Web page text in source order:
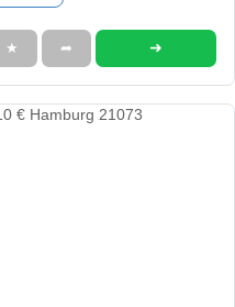
★ ➦ ➜